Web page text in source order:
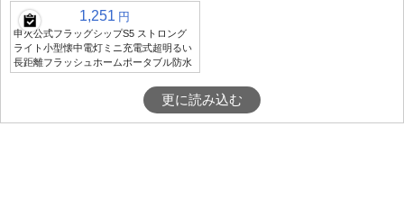
1,251 円
申火公式フラッグシップS5 ストロング
ライト小型懐中電灯ミニ充電式超明るい
長距離フラッシュホームポータブル防水
更に読み込む